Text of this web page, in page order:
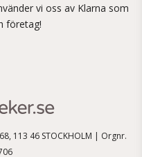
vi oss av Klarna som
företag!
113 46 STOCKHOLM | Orgnr.